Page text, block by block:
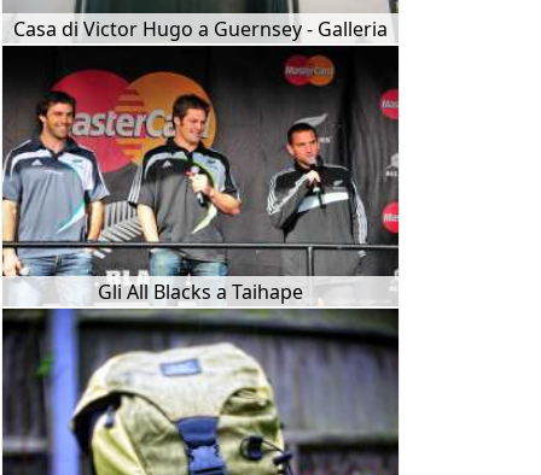
Casa di Victor Hugo a Guernsey - Galleria
Gli All Blacks a Taihape